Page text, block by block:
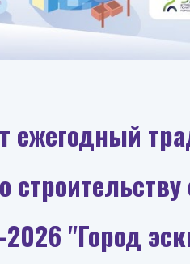
ежегодный
"Город